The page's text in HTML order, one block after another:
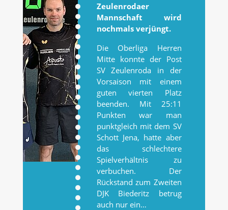
Zeulenrodaer
Mannschaft wird
nochmals verjüngt.
Die Oberliga Herren
Mitte konnte der Post
SV Zeulenroda in der
Vorsaison mit einem
guten vierten Platz
beenden. Mit 25:11
Punkten war man
punktgleich mit dem SV
Schott Jena, hatte aber
das schlechtere
Spielverhältnis zu
verbuchen. Der
Rückstand zum Zweiten
DJK Biederitz betrug
auch nur ein…